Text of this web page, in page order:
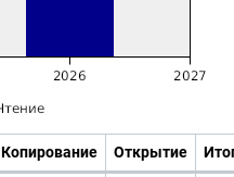
Копирование Открытие